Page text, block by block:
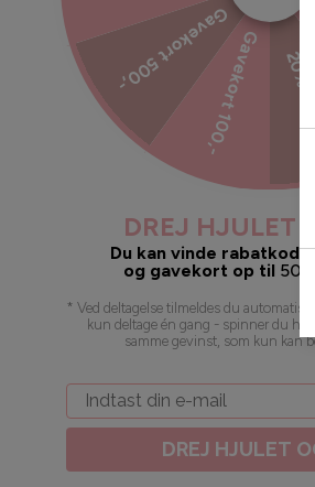
2 for 200,- Gavekort 100,-
Gavekort 500,-
DREJ HJULET
Du kan vinde
og gavekort op til 500
* Ved deltagelse tilmeldes du automatisk
kun deltage én gang - spinner du
samme gevinst, som kun kan
Email
DREJ HJULET